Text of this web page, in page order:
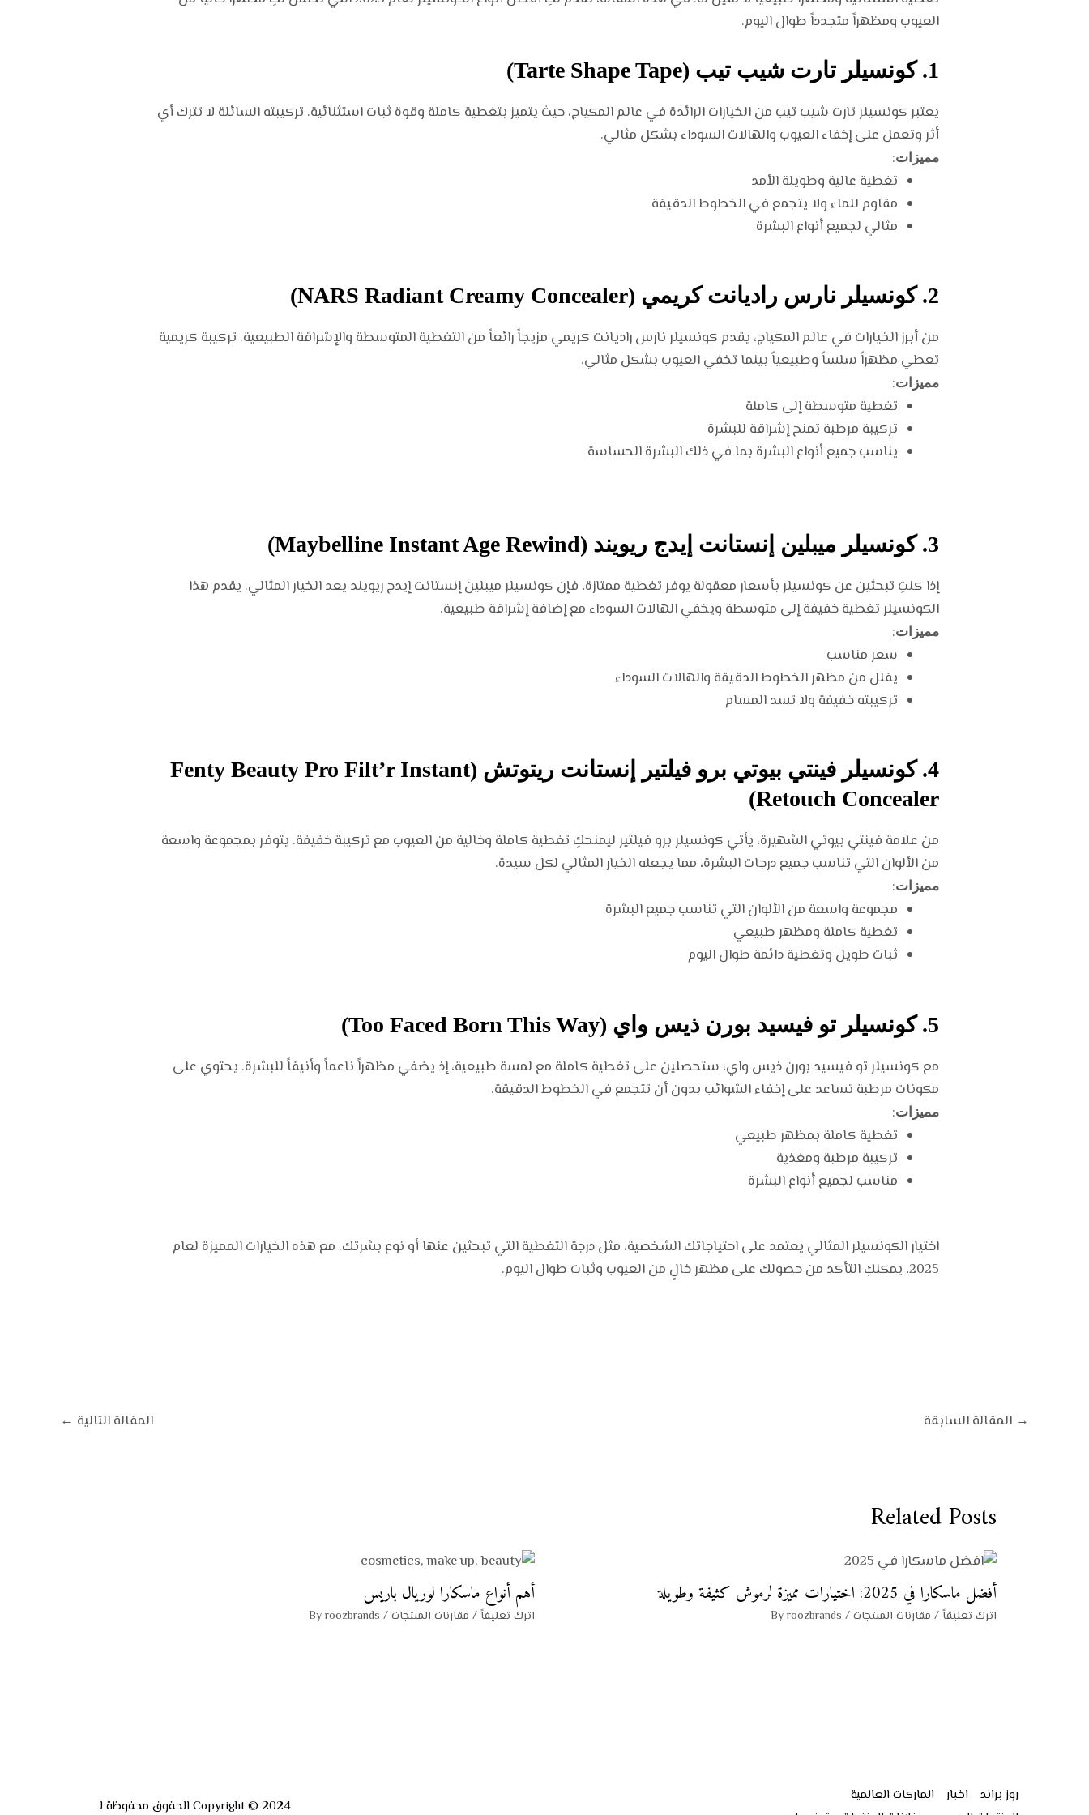
العيوب ومظهراً متجدداً طوال اليوم.
1. كونسيلر تارت شيب تيب (Tarte Shape Tape)
يعتبر كونسيلر تارت شيب تيب من الخيارات الرائدة في عالم المكياج، حيث يتميز بتغطية كاملة وقوة ثبات استثنائية. تركيبته السائلة لا تترك أي
أثر وتعمل على إخفاء العيوب والهالات السوداء بشكل مثالي.
مميزات:
تغطية عالية وطويلة الأمد
مقاوم للماء ولا يتجمع في الخطوط الدقيقة
مثالي لجميع أنواع البشرة
2. كونسيلر نارس راديانت كريمي (NARS Radiant Creamy Concealer)
من أبرز الخيارات في عالم المكياج، يقدم كونسيلر نارس راديانت كريمي مزيجاً رائعاً من التغطية المتوسطة والإشراقة الطبيعية. تركيبة كريمية
تعطي مظهراً سلساً وطبيعياً بينما تخفي العيوب بشكل مثالي.
مميزات:
تغطية متوسطة إلى كاملة
تركيبة مرطبة تمنح إشراقة للبشرة
يناسب جميع أنواع البشرة بما في ذلك البشرة الحساسة
3. كونسيلر ميبلين إنستانت إيدج ريويند (Maybelline Instant Age Rewind)
إذا كنتِ تبحثين عن كونسيلر بأسعار معقولة يوفر تغطية ممتازة، فإن كونسيلر ميبلين إنستانت إيدج ريويند يعد الخيار المثالي. يقدم هذا
الكونسيلر تغطية خفيفة إلى متوسطة ويخفي الهالات السوداء مع إضافة إشراقة طبيعية.
مميزات:
سعر مناسب
يقلل من مظهر الخطوط الدقيقة والهالات السوداء
تركيبته خفيفة ولا تسد المسام
4. كونسيلر فينتي بيوتي برو فيلتير إنستانت ريتوتش (Fenty Beauty Pro Filt’r Instant
Retouch Concealer)
من علامة فينتي بيوتي الشهيرة، يأتي كونسيلر برو فيلتير ليمنحكِ تغطية كاملة وخالية من العيوب مع تركيبة خفيفة. يتوفر بمجموعة واسعة
من الألوان التي تناسب جميع درجات البشرة، مما يجعله الخيار المثالي لكل سيدة.
مميزات:
مجموعة واسعة من الألوان التي تناسب جميع البشرة
تغطية كاملة ومظهر طبيعي
ثبات طويل وتغطية دائمة طوال اليوم
5. كونسيلر تو فيسيد بورن ذيس واي (Too Faced Born This Way)
مع كونسيلر تو فيسيد بورن ذيس واي، ستحصلين على تغطية كاملة مع لمسة طبيعية، إذ يضفي مظهراً ناعماً وأنيقاً للبشرة. يحتوي على
مكونات مرطبة تساعد على إخفاء الشوائب بدون أن تتجمع في الخطوط الدقيقة.
مميزات:
تغطية كاملة بمظهر طبيعي
تركيبة مرطبة ومغذية
مناسب لجميع أنواع البشرة
اختيار الكونسيلر المثالي يعتمد على احتياجاتك الشخصية، مثل درجة التغطية التي تبحثين عنها أو نوع بشرتك. مع هذه الخيارات المميزة لعام
2025، يمكنكِ التأكد من حصولك على مظهر خالٍ من العيوب وثبات طوال اليوم.
→ المقالة السابقة المقالة التالية ←
Related Posts
أفضل ماسكارا في 2025: اختيارات مميزة لرموش كثيفة وطويلة
اترك تعليقاً / مقارنات المنتجات/ By
roozbrands
أهم أنواع ماسكارا لوريال باريس
اترك تعليقاً / مقارنات المنتجات/ By
roozbrands
روز براند اخبار
الماركات العالمية
Copyright © 2024 الحقوق محفوظة لـ